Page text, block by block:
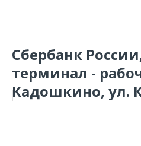
Сбербанк
терминал -
Кадошкино, ул.